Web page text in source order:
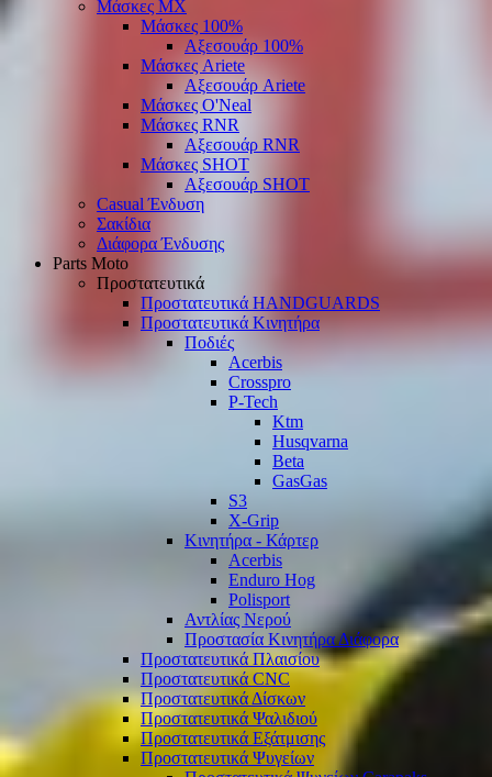
Μάσκες ΜΧ
Μάσκες 100%
Αξεσουάρ 100%
Μάσκες Ariete
Αξεσουάρ Ariete
Μάσκες O'Neal
Μάσκες RNR
Αξεσουάρ RNR
Μάσκες SHOT
Αξεσουάρ SHOT
Casual Ένδυση
Σακίδια
Διάφορα Ένδυσης
Parts Moto
Προστατευτικά
Προστατευτικά HANDGUARDS
Προστατευτικά Κινητήρα
Ποδιές
Acerbis
Crosspro
P-Tech
Ktm
Husqvarna
Beta
GasGas
S3
X-Grip
Κινητήρα - Κάρτερ
Acerbis
Enduro Hog
Polisport
Αντλίας Νερού
Προστασία Κινητήρα Διάφορα
Προστατευτικά Πλαισίου
Προστατευτικά CNC
Προστατευτικά Δίσκων
Προστατευτικά Ψαλιδιού
Προστατευτικά Εξάτμισης
Προστατευτικά Ψυγείων